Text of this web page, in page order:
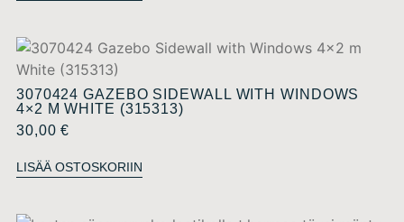
3070424 GAZEBO SIDEWALL WITH WINDOWS
4×2 M WHITE (315313)
30,00€
LISÄÄ OSTOSKORIIN